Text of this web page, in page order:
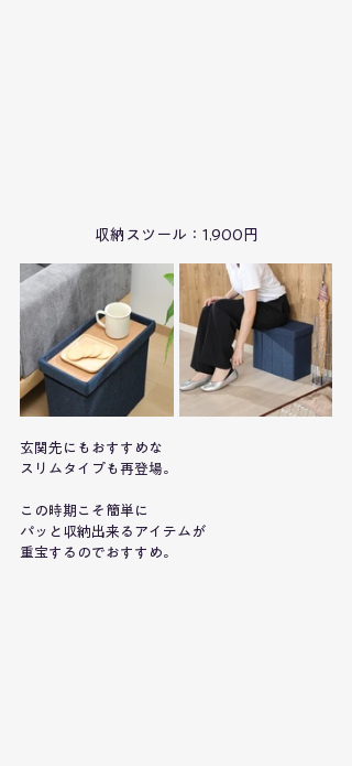
収納スツール：1,900円
玄関先にもおすすめな
スリムタイプも再登場。
この時期こそ簡単に
パッと収納出来るアイテムが
重宝するのでおすすめ。